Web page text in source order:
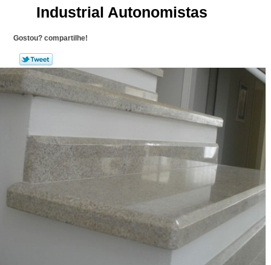
Industrial Autonomistas
Gostou? compartilhe!